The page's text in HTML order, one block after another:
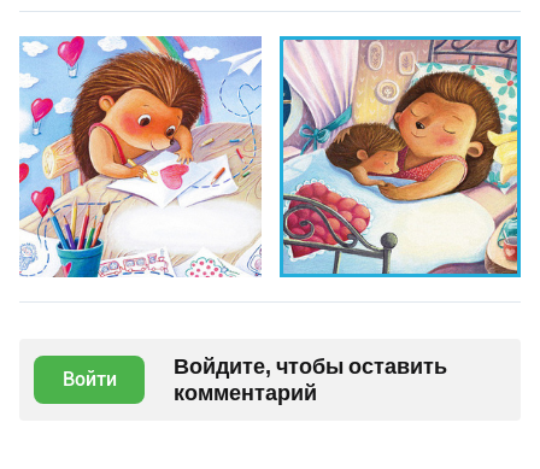
Войти
Войдите, чтобы оставить
комментарий